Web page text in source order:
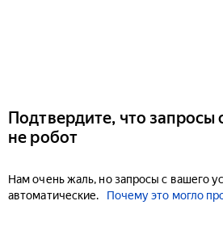
Подтвердите, что запросы
не робот
Нам очень жаль, но запросы с вашего
автоматические.
Почему это могло